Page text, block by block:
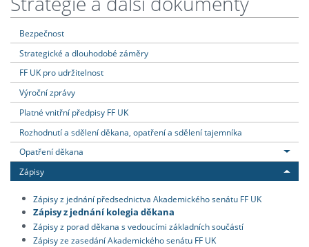
Bezpečnost
Strategické a dlouhodobé záměry
FF UK pro udržitelnost
Výroční zprávy
Platné vnitřní předpisy FF UK
Rozhodnutí a sdělení děkana, opatření a sdělení tajemníka
Opatření děkana
Zápisy
Zápisy z jednání předsednictva Akademického senátu FF UK
Zápisy z jednání kolegia děkana
Zápisy z porad děkana s vedoucími základních součástí
Zápisy ze zasedání Akademického senátu FF UK